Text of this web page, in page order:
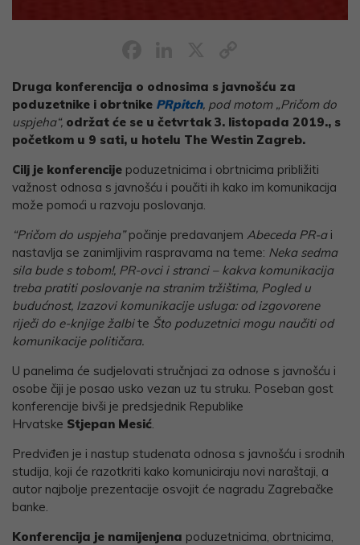
Link
Druga konferencija o odnosima s javnošću za
poduzetnike i obrtnike PRpitch, pod motom „Pričom do
uspjeha“, održat će se u četvrtak 3. listopada 2019., s
početkom u 9 sati, u hotelu The Westin Zagreb.
Cilj je konferencije poduzetnicima i obrtnicima približiti
važnost odnosa s javnošću i poučiti ih kako im komunikacija
može pomoći u razvoju poslovanja.
“Pričom do uspjeha”počinje predavanjem Abeceda PR-ai
nastavlja se zanimljivim raspravama na teme: Neka sedma
sila bude s tobom!, PR-ovci i stranci – kakva komunikacija
treba pratiti poslovanje na stranim tržištima, Pogled u
budućnost, Izazovi komunikacije usluga: od izgovorene
riječi do e-knjige žalbi te Što poduzetnici mogu naučiti od
komunikacije političara.
U panelima će sudjelovati stručnjaci za odnose s javnošću i
osobe čiji je posao usko vezan uz tu struku. Poseban gost
konferencije bivši je predsjednik Republike
Hrvatske Stjepan Mesić.
Predviđen je i nastup studenata odnosa s javnošću i srodnih
studija, koji će razotkriti kako komuniciraju novi naraštaji, a
autor najbolje prezentacije osvojit će nagradu Zagrebačke
banke.
Konferencija je namijenjena poduzetnicima, obrtnicima,